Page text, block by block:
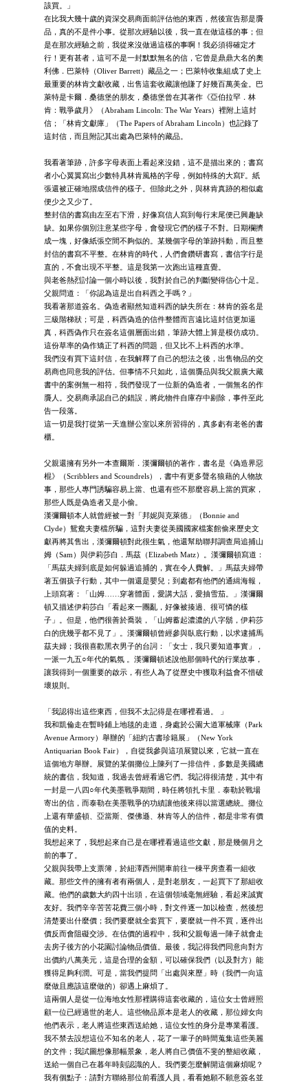
該買。」
在比我大幾十歲的資深交易商面前評估他的東西，然後宣告那是贗
品，真的不是件小事。從那次經驗以後，我一直在做這樣的事；但
是在那次經驗之前，我從來沒做過這樣的事啊！我必須得確定才
行！更有甚者，這可不是一封默默無名的信，它曾是鼎鼎大名的奧
利佛．巴萊特（Oliver Barrett）藏品之一；巴萊特收集組成了史上
最重要的林肯文獻收藏，出售這套收藏讓他賺了好幾百萬美金。巴
萊特是卡爾．桑德堡的朋友，桑德堡曾在其著作《亞伯拉罕．林
肯：戰爭歲月》（Abraham Lincoln: The War Years）裡附上這封
信；「林肯文獻庫」（The Papers of Abraham Lincoln）也記錄了
這封信，而且附記其出處為巴萊特的藏品。
我看著筆跡，許多字母表面上看起來沒錯，這不是描出來的；書寫
者小心翼翼寫出少數特具林肯風格的字母，例如特殊的大寫F。紙
張還被正確地摺成信件的樣子。但除此之外，與林肯真跡的相似處
便少之又少了。
整封信的書寫由左至右下滑，好像寫信人寫到每行末尾便已興趣缺
缺。如果你個別注意某些字母，會發現它們的樣子不對。日期欄擠
成一塊，好像紙張空間不夠似的。某幾個字母的筆跡抖動，而且整
封信的書寫不平整。在林肯的時代，人們會鑽研書寫，書信字行是
直的，不會出現不平整。這是我第一次跑出這種直覺。
與老爸熱烈討論一個小時以後，我對於自己的判斷變得信心十足。
父親問道：「你認為這是出自科西之手嗎？」
我看著那道簽名。偽造者顯然知道科西的缺失所在：林肯的簽名是
三級階梯狀；可是，科西偽造的信件整體而言遠比這封信更加逼
真，科西偽作只在簽名這個層面出錯，筆跡大體上算是模仿成功。
這份草率的偽作矯正了科西的問題，但又比不上科西的水準。
我們沒有買下這封信，在我解釋了自己的想法之後，出售物品的交
易商也同意我的評估。但事情不只如此，這個贗品與我父親廣大藏
書中的案例無一相符，我們發現了一位新的偽造者，一個無名的作
贗人。交易商承認自己的錯誤，將此物件自庫存中剔除，事件至此
告一段落。
這一切是我打從第一天進辦公室以來所習得的，真多虧有老爸的書
櫃。
父親還擁有另外一本查爾斯．漢彌爾頓的著作，書名是《偽造界惡
棍》（Scribblers and Scoundrels），書中有更多聲名狼藉的人物故
事，那些人專門誘騙容易上當、也還有些不那麼容易上當的買家，
那些人既是偽造者又是小偷。
漢彌爾頓本人就曾經被一對「邦妮與克萊德」（Bonnie and
Clyde）鴛鴦夫妻檔所騙，這對夫妻從美國國家檔案館偷來歷史文
獻再將其售出，漢彌爾頓對此很生氣，他還幫助聯邦調查局追捕山
姆（Sam）與伊莉莎白．馬茲（Elizabeth Matz）。漢彌爾頓寫道：
「馬茲夫婦到底是如何躲過追捕的，實在令人費解。」馬茲夫婦帶
著五個孩子行動，其中一個還是嬰兒；到處都有他們的通緝海報，
上頭寫著：「山姆……穿著體面，愛講大話，愛抽雪茄。」漢彌爾
頓又描述伊莉莎白「看起來一團亂，好像被揍過、很可憐的樣
子」。但是，他們很善於喬裝，「山姆蓄起濃濃的八字鬍，伊莉莎
白的疣幾乎都不見了」。漢彌爾頓曾經參與臥底行動，以求逮捕馬
茲夫婦；我很喜歡黑衣男子的台詞：「女士，我只要知道事實」，
一派一九五○年代的氣氛 。漢彌爾頓述說他那個時代的行業故事，
讓我得到一個重要的啟示，有些人為了從歷史中獲取利益會不惜破
壞規則。
「我認得出這些東西，但我不太記得是在哪裡看過。 」
我和凱倫走在暫時鋪上地毯的走道，身處於公園大道軍械庫（Park
Avenue Armory）舉辦的「紐約古書珍籍展」（New York
Antiquarian Book Fair），自從我參與這項展覽以來，它就一直在
這個地方舉辦。展覽的某個攤位上陳列了一排信件，多數是美國總
統的書信，我知道，我過去曾經看過它們。我記得很清楚，其中有
一封是一八四○年代美墨戰爭期間，時任將領扎卡里．泰勒於戰場
寄出的信，而泰勒在美墨戰爭的功績讓他後來得以當選總統。攤位
上還有華盛頓、亞當斯、傑佛遜、林肯等人的信件，都是非常有價
值的史料。
我想起來了，我想起來自己是在哪裡看過這些文獻，那是幾個月之
前的事了。
父親與我帶上支票簿，於紐澤西州開車前往一棟平房查看一組收
藏。那些文件的擁有者有兩個人，是對老朋友，一起買下了那組收
藏。他們的歲數大約四十出頭，在這個領域毫無經驗，看起來誠實
友好。我們辛辛苦苦花費三個小時，對文件逐一加以檢查，然後想
清楚要出什麼價；我們要麼就全套買下，要麼就一件不買，逐件出
價反而會阻礙交涉。在估價的過程中，我和父親每過一陣子就會走
去房子後方的小花園討論物品價值。最後，我記得我們同意向對方
出價約八萬美元，這是合理的金額，可以確保我們（以及對方）能
獲得足夠利潤。可是，當我們提問「出處與來歷」時（我們一向這
麼做且應該這麼做的）卻遇上麻煩了。
這兩個人是從一位海地女性那裡購得這套收藏的，這位女士曾經照
顧一位已經過世的老人。這些物品原本是老人的收藏，那位婦女向
他們表示，老人將這些東西送給她，這位女性的身分是專業看護。
我不禁去設想這位不知名的老人，花了一輩子的時間蒐集這些美麗
的文件；我試圖想像那幅景象，老人將自己價值不斐的整組收藏，
送給一個自己在暮年時刻認識的人。我們要怎麼解開這個麻煩呢？
我有個點子：請對方聯絡那位前看護人員，看看她願不願意簽名並